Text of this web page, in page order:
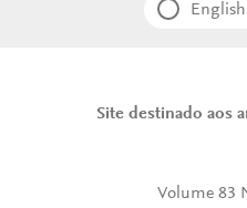
English
Site destinado aos
Volume 83